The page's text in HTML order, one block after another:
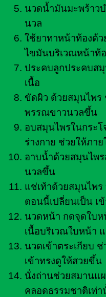
นวดน้ำมันมะพร้าว
นวล
ใช้ยาทาหน้าท้องด้
ไขมันบริเวณหน้าท้
ประคบลูกประคบส
เนื้อ
ขัดผิว ด้วยสมุนไพร
พรรณขาวนวลขึ้น
อบสมุนไพรในกระ
ร่างกาย ช่วยให้ภา
อาบน้ำด้วยสมุนไพ
นวลขึ้น
แช่เท้าด้วยสมุนไพร
ตอนนี้เปลี่ยนเป็น เ
นวดหน้า กดจุดใบห
เนื้อบริเวณใบหน้า
นวดเข้าตระเกียบ
เข้าทรงดูให้สวยขึ้น
นั่งถ่านช่วยสมานแ
คลอดธรรมชาติเท่า